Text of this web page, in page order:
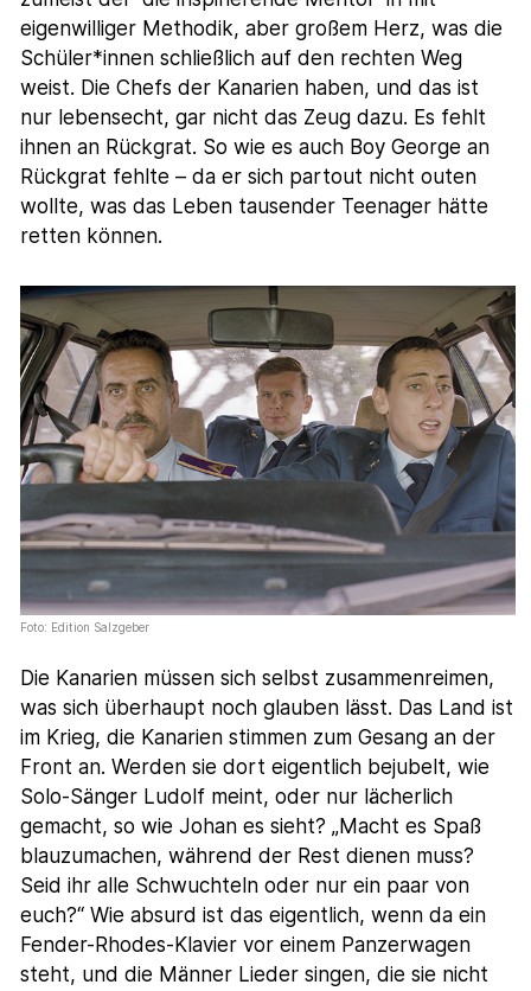
eigenwilliger Methodik, aber großem Herz, was die
Schüler*innen schließlich auf den rechten Weg
weist. Die Chefs der Kanarien haben, und das ist
nur lebensecht, gar nicht das Zeug dazu. Es fehlt
ihnen an Rückgrat. So wie es auch Boy George an
Rückgrat fehlte – da er sich partout nicht outen
wollte, was das Leben tausender Teenager hätte
retten können.
Foto: Edition Salzgeber
Die Kanarien müssen sich selbst zusammenreimen,
was sich überhaupt noch glauben lässt. Das Land ist
im Krieg, die Kanarien stimmen zum Gesang an der
Front an. Werden sie dort eigentlich bejubelt, wie
Solo-Sänger Ludolf meint, oder nur lächerlich
gemacht, so wie Johan es sieht? „Macht es Spaß
blauzumachen, während der Rest dienen muss?
Seid ihr alle Schwuchteln oder nur ein paar von
euch?“ Wie absurd ist das eigentlich, wenn da ein
Fender-Rhodes-Klavier vor einem Panzerwagen
steht, und die Männer Lieder singen, die sie nicht